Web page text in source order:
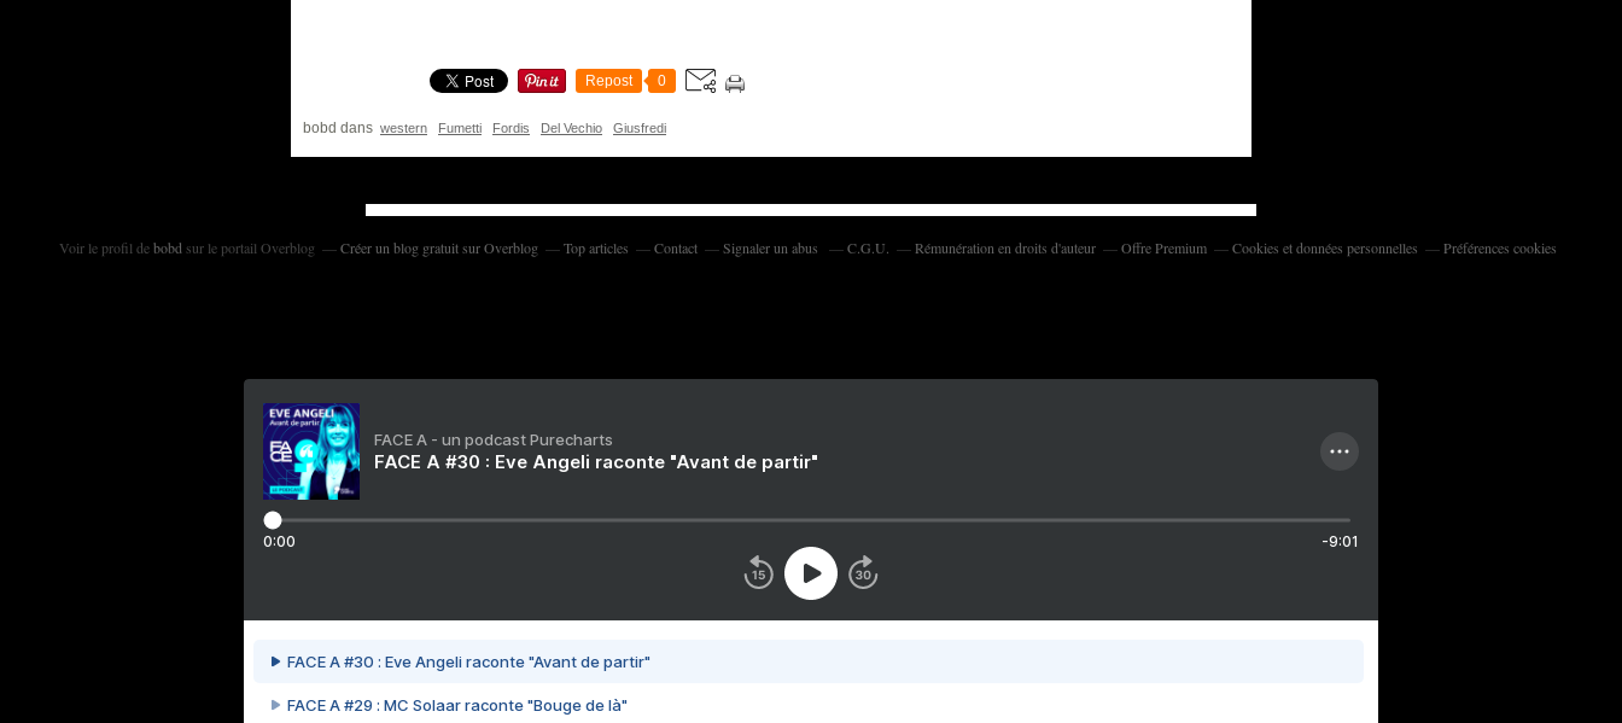
Repost 0
bobd dans western Fumetti Fordis Del Vechio Giusfredi
Voir le profil debobdsur le portail Overblog Créer un blog gratuit sur Overblog Top articles Contact Signaler un abus C.G.U. Rémunération en droits d'auteur Offre Premium Cookies et données personnelles Préférences cookies
FACE A - un podcast Purecharts
FACE A #30 : Eve Angeli raconte "Avant de partir"
0:00 -9:01
FACE A #30 : Eve Angeli raconte "Avant de partir"
FACE A #29 : MC Solaar raconte "Bouge de là"